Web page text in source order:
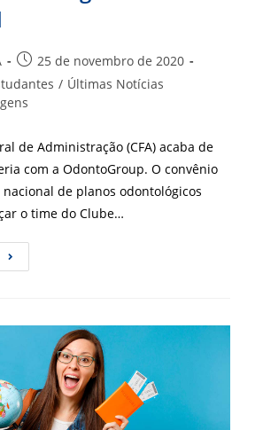
Post
publicado:
25 de novembro de 2020
/ Últimas Notícias
de Administração (CFA) acaba de
com a OdontoGroup. O convênio
de planos odontológicos
o time do Clube…
Profissionais
De
Bucal
Fácil